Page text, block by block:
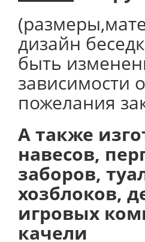
дизайн
быть
зависимости
пожелания
А также
навесов,
заборов,
хозблоков,
игровых
качели